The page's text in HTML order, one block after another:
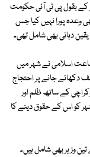
کے بقول پی ٹی آئی حکومت
وعدہ پورا نہیں کیا جس
دہانی بھی شامل تھی۔
اسلامی نے شہر میں
دکھائے جانے پر احتجاج
کے ساتھ ظلم اور
کو اس کے حقوق دینے کا
وزیر بھی شامل ہیں۔